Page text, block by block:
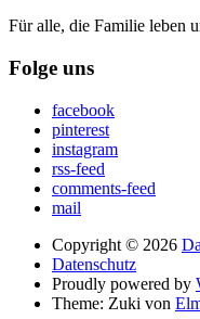
Für alle, die Familie leben
Folge uns
facebook
pinterest
instagram
rss-feed
comments-feed
mail
Copyright © 2026
Datenschutz
Proudly powered by
Theme: Zuki von